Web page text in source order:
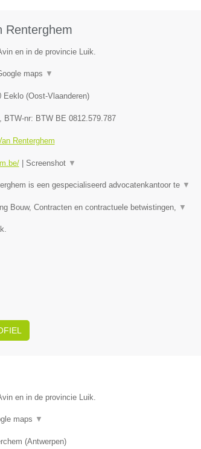
Renterghem
en in de provincie Luik.
maps ▼
Eeklo(Oost-Vlaanderen)
BTW-nr: BTW BE 0812.579.787
Renterghem
| Screenshot ▼
is een gespecialiseerd advocatenkantoor te ▼
Bouw, Contracten en contractuele betwistingen, ▼
en in de provincie Luik.
maps ▼
(Antwerpen)